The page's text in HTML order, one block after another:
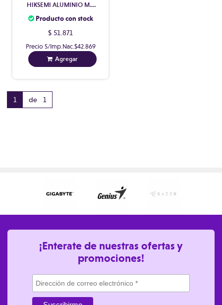
HIKSEMI ALUMINIO M.2
SATA / M.2 NVME USB 3.2
TYPE C
Producto con stock
$ 51.871
Precio S/Imp.Nac.$42.869
Agregar
1 de 1
¡Enterate de nuestras ofertas y
promociones!